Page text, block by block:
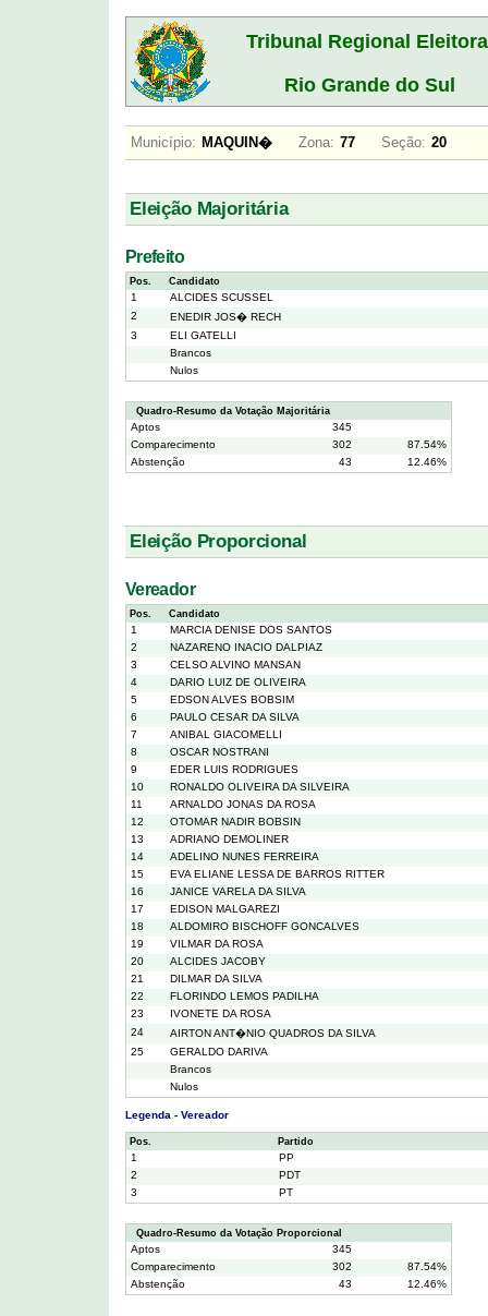
Tribunal Regional
Rio Grande do Sul
Município: MAQUIN� Zona: 77 Seção: 20
Eleição Majoritária
Prefeito
Pos. Candidato
1
ALCIDES SCUSSEL
2
ENEDIR JOS� RECH
3
ELI GATELLI
Brancos
Nulos
Quadro-Resumo da Votação Majoritária
Aptos
345
Comparecimento
302
87.54%
Abstenção
43 12.46%
Eleição Proporcional
Vereador
Pos. Candidato
1
MARCIA DENISE DOS SANTOS
2
NAZARENO INACIO DALPIAZ
3
CELSO ALVINO MANSAN
4
DARIO LUIZ DE OLIVEIRA
5
EDSON ALVES BOBSIM
6
PAULO CESAR DA SILVA
7
ANIBAL GIACOMELLI
8
OSCAR NOSTRANI
9
EDER LUIS RODRIGUES
10
RONALDO OLIVEIRA DA SILVEIRA
11
ARNALDO JONAS DA ROSA
12
OTOMAR NADIR BOBSIN
13
ADRIANO DEMOLINER
14
ADELINO NUNES FERREIRA
15
EVA ELIANE LESSA DE BARROS RITTER
16
JANICE VARELA DA SILVA
17
EDISON MALGAREZI
18
ALDOMIRO BISCHOFF GONCALVES
19
VILMAR DA ROSA
20
ALCIDES JACOBY
21
DILMAR DA SILVA
22
FLORINDO LEMOS PADILHA
23
IVONETE DA ROSA
24
AIRTON ANT�NIO QUADROS DA SILVA
25
GERALDO DARIVA
Brancos
Nulos
Legenda - Vereador
Pos. Partido
1
PP
2
PDT
3
PT
Quadro-Resumo da Votação Proporcional
Aptos
345
Comparecimento
302
87.54%
Abstenção
43 12.46%